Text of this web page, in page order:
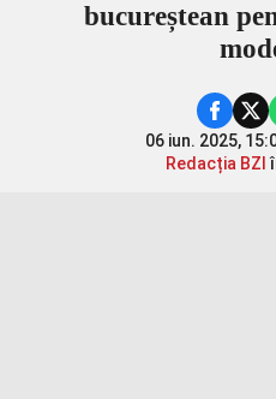
bucureștean
06 iun. 2025,
Redacția BZI